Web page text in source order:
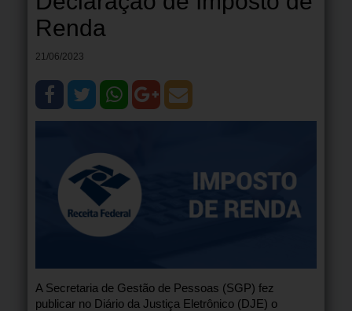
Renda
21/06/2023
A Secretaria de Gestão de Pessoas (SGP) fez
publicar no Diário da Justiça Eletrônico (DJE) o